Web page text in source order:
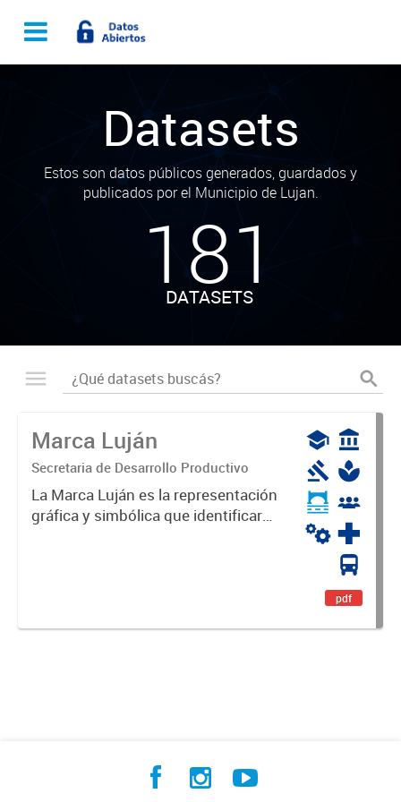
Datasets
Estos son datos públicos generados, guardados y
publicados por el Municipio de Lujan.
181
DATASETS
Marca Luján
Secretaria de Desarrollo Productivo
La Marca Luján es la representación
gráfica y simbólica que identificará
pdf